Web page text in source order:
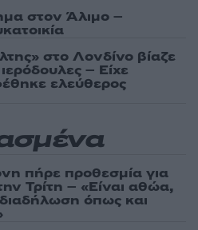
στον Άλιμο –
στο Λονδίνο βίαζε
– Είχε
ελεύθερος
πήρε προθεσμία για
Τρίτη – «Είναι αθώα,
όπως και